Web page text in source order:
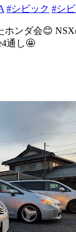
#シビック #シ
ホンダ会😊
通し🤩